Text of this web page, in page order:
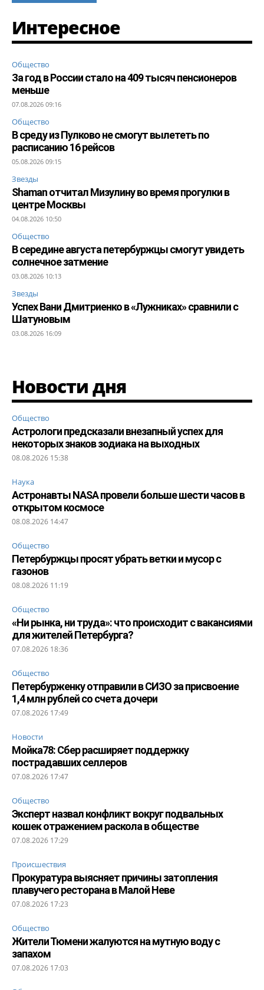
Интересное
Общество
За год в России стало на 409 тысяч пенсионеров
меньше
07.08.2026 09:16
Общество
В среду из Пулково не смогут вылететь по
расписанию 16 рейсов
05.08.2026 09:15
Звезды
Shaman отчитал Мизулину во время прогулки в
центре Москвы
04.08.2026 10:50
Общество
В середине августа петербуржцы смогут увидеть
солнечное затмение
03.08.2026 10:13
Звезды
Успех Вани Дмитриенко в «Лужниках» сравнили с
Шатуновым
03.08.2026 16:09
Новости дня
Общество
Астрологи предсказали внезапный успех для
некоторых знаков зодиака на выходных
08.08.2026 15:38
Наука
Астронавты NASA провели больше шести часов в
открытом космосе
08.08.2026 14:47
Общество
Петербуржцы просят убрать ветки и мусор с
газонов
08.08.2026 11:19
Общество
«Ни рынка, ни труда»: что происходит с вакансиями
для жителей Петербурга?
07.08.2026 18:36
Общество
Петербурженку отправили в СИЗО за присвоение
1,4 млн рублей со счета дочери
07.08.2026 17:49
Новости
Мойка78: Сбер расширяет поддержку
пострадавших селлеров
07.08.2026 17:47
Общество
Эксперт назвал конфликт вокруг подвальных
кошек отражением раскола в обществе
07.08.2026 17:29
Происшествия
Прокуратура выясняет причины затопления
плавучего ресторана в Малой Неве
07.08.2026 17:23
Общество
Жители Тюмени жалуются на мутную воду с
запахом
07.08.2026 17:03